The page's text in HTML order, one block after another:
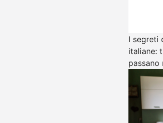
I segreti
italiane:
passano